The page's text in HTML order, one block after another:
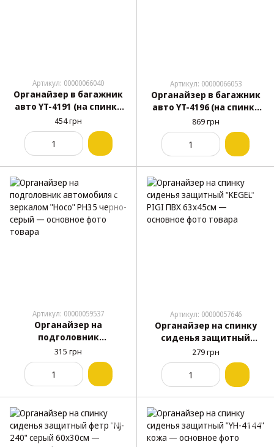
Артикул: 00000066040
Органайзер в багажник
авто YT-4191 (на спинку
сиденья, кожаный)
454 грн
Артикул: 00000066053
Органайзер в багажник
авто YT-4196 (на спинку
сиденья, Оксфорд 600D)
869 грн
Артикул: 00000059537
Органайзер на
подголовник
автомобиля с зеркалом
"Hoco" PH35 черно-серый
315 грн
Артикул: 00000057646
Органайзер на спинку
сиденья защитный
"KEGEL" PIGI ПВХ 63х45см
279 грн